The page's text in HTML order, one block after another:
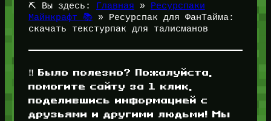
⛏️ Вы здесь: Главная » Ресурспаки
Майнкрафт 📚» Ресурспак для ФанТайма:
скачать текстурпак для талисманов
‼️ Было полезно? Пожалуйста,
помогите сайту за 1 клик,
поделившись информацией с
друзьями и другими людьми! Мы